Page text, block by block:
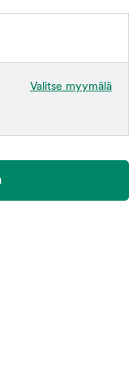
Valitse myymälä